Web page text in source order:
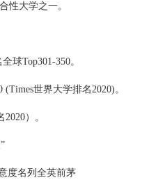
性大学之一。
球Top301-350。
世界大学排名2020)。
）。
度名列全英前茅